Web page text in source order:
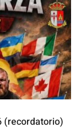
(recordatorio)